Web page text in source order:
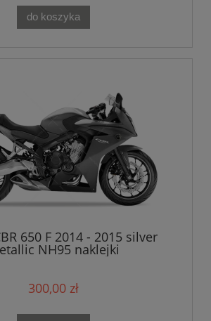
do koszyka
650 F 2014 - 2015 silver
NH95 naklejki
300,00 zł